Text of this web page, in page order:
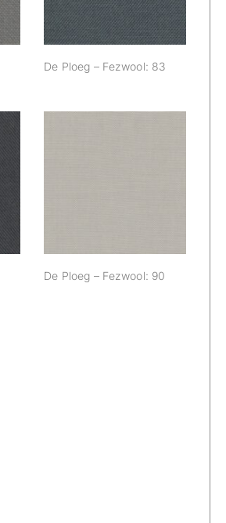
De Ploeg – Fezwool: 83
De Ploeg – Fezwool: 90